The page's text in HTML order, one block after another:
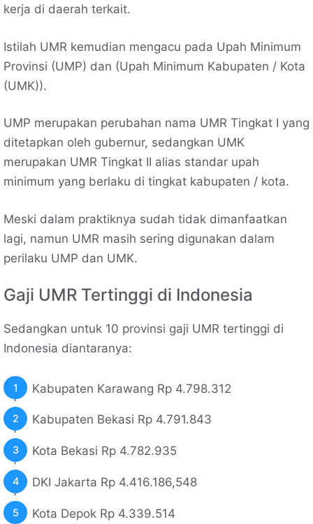
kerja di daerah terkait.
Istilah UMR kemudian mengacu pada Upah Minimum
Provinsi (UMP) dan (Upah Minimum Kabupaten / Kota
(UMK)).
UMP merupakan perubahan nama UMR Tingkat I yang
ditetapkan oleh gubernur, sedangkan UMK
merupakan UMR Tingkat II alias standar upah
minimum yang berlaku di tingkat kabupaten / kota.
Meski dalam praktiknya sudah tidak dimanfaatkan
lagi, namun UMR masih sering digunakan dalam
perilaku UMP dan UMK.
Gaji UMR Tertinggi di Indonesia
Sedangkan untuk 10 provinsi gaji UMR tertinggi di
Indonesia diantaranya:
Kabupaten Karawang Rp 4.798.312
Kabupaten Bekasi Rp 4.791.843
Kota Bekasi Rp 4.782.935
DKI Jakarta Rp 4.416.186,548
Kota Depok Rp 4.339.514